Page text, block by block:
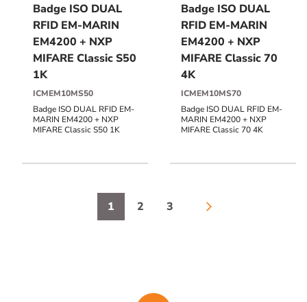
Badge ISO DUAL
RFID EM-MARIN
EM4200 + NXP
MIFARE Classic S50
1K
ICMEM10MS50
Badge ISO DUAL RFID EM-
MARIN EM4200 + NXP
MIFARE Classic S50 1K
Badge ISO DUAL
RFID EM-MARIN
EM4200 + NXP
MIFARE Classic 70
4K
ICMEM10MS70
Badge ISO DUAL RFID EM-
MARIN EM4200 + NXP
MIFARE Classic 70 4K
1 2 3 arrow_forward_ios